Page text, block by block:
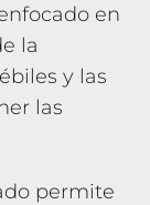
en
la
y las
las
permite